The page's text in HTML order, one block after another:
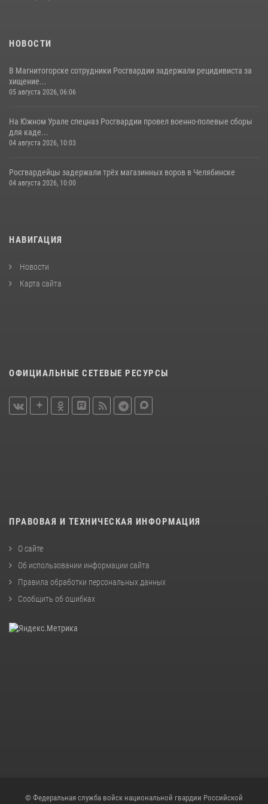
НОВОСТИ
В Магнитогорске сотрудники Росгвардии задержали рецидивиста за
хищение...
05 августа 2026, 06:06
На Южном Урале спецназ Росгвардии провел военно-полевые сборы
для каде...
04 августа 2026, 10:03
Росгвардейцы задержали трёх магазинных воров в Челябинске
04 августа 2026, 10:00
НАВИГАЦИЯ
Новости
Карта сайта
ОФИЦИАЛЬНЫЕ СЕТЕВЫЕ РЕСУРСЫ
ПРАВОВАЯ И ТЕХНИЧЕСКАЯ ИНФОРМАЦИЯ
О сайте
Об использовании информации сайта
Правила обработки персональных данных
Сообщить об ошибках
© Федеральная служба войск национальной гвардии Российской